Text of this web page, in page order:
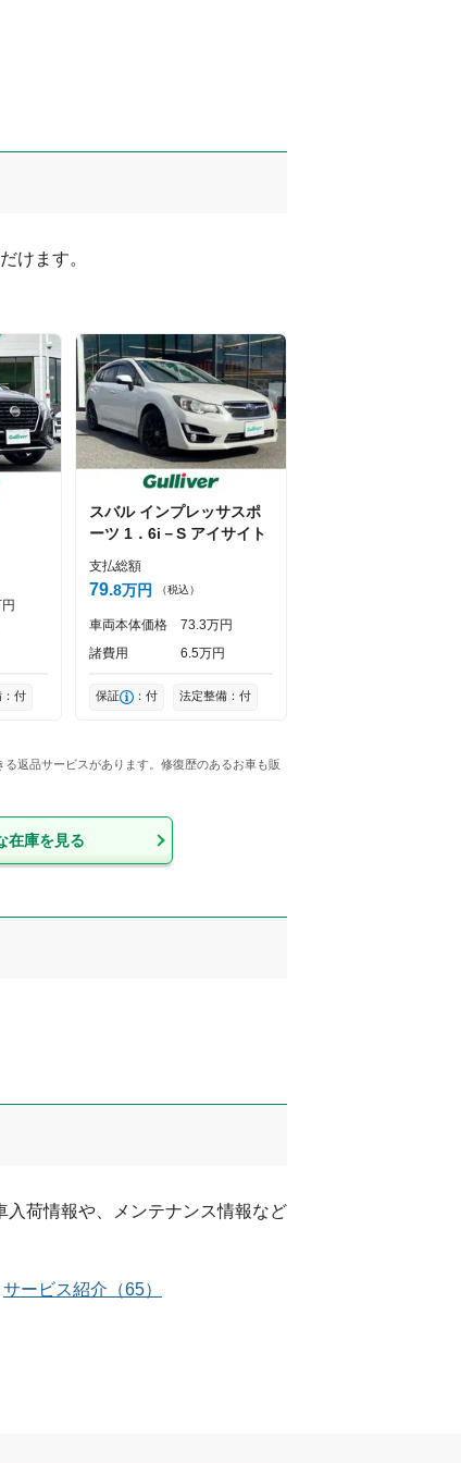
けます。
付
スバル インプレッサスポ
ーツ 1．6i－S アイサイト
支払総額
79 8万円 （税込）
車両本体価格 73 3万円
諸費用
6 5万円
保証 ：付 法定整備：付
返品サービスがあります。修復歴のあるお車も販
在庫を見る
荷情報や、メンテナンス情報など
サービス紹介 （65）